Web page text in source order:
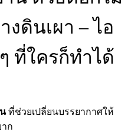
งดินเผา – ไอ
ที่ใครก็ทำได้
ที่ช่วยเปลี่ยนบรรยากาศให้
ก